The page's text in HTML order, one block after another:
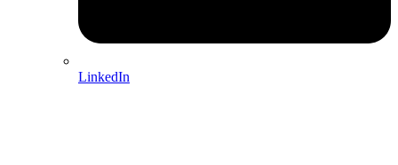
LinkedIn